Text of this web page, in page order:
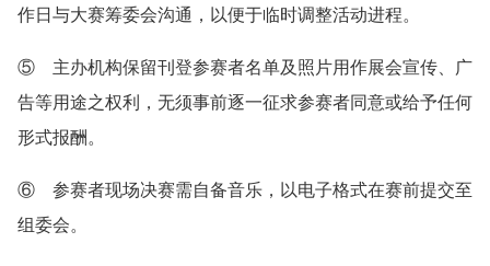
作日与大赛筹委会沟通，以便于临时调整活动进程。
⑤ 主办机构保留刊登参赛者名单及照片用作展会宣传、广
告等用途之权利，无须事前逐一征求参赛者同意或给予任何
形式报酬。
⑥ 参赛者现场决赛需自备音乐，以电子格式在赛前提交至
组委会。